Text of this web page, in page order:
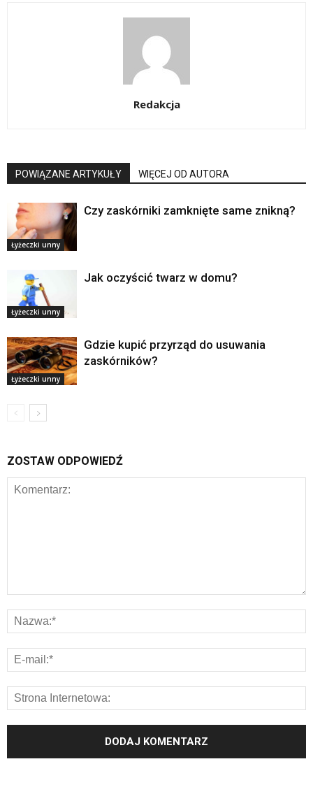
Redakcja
POWIĄZANE ARTYKUŁY WIĘCEJ OD AUTORA
Łyżeczki unny
Czy zaskórniki zamknięte same znikną?
Łyżeczki unny
Jak oczyścić twarz w domu?
Łyżeczki unny
Gdzie kupić przyrząd do usuwania
zaskórników?
ZOSTAW ODPOWIEDŹ